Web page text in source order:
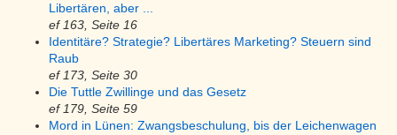
Libertären, aber ...
ef 163, Seite 16
Identitäre? Strategie? Libertäres Marketing? Steuern sind
Raub
ef 173, Seite 30
Die Tuttle Zwillinge und das Gesetz
ef 179, Seite 59
Mord in Lünen: Zwangsbeschulung, bis der Leichenwagen